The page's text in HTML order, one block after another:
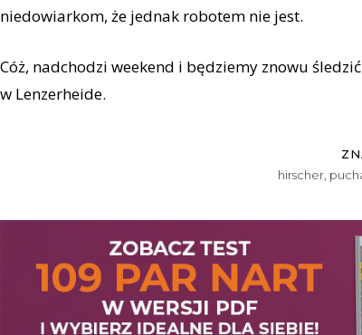
niedowiarkom, że jednak robotem nie jest.
Cóż, nadchodzi weekend i będziemy znowu
w Lenzerheide.
hirscher,